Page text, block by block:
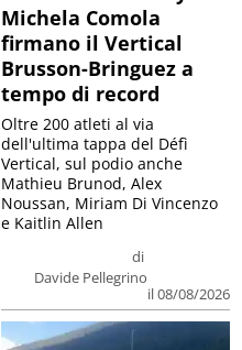
Michela Comola
firmano il Vertical
Brusson-Bringuez a
tempo di record
di
Davide Pellegrino
il 08/08/2026
Oltre 200 atleti al via
dell'ultima tappa del Défì
Vertical, sul podio anche
Mathieu Brunod, Alex
Noussan, Miriam Di Vincenzo
e Kaitlin Allen